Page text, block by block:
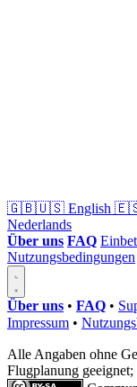
🇬🇧🇺🇸 English
Nederlands
Über uns FAQ
Nutzungsbedingungen
Über uns • FAQ •
Impressum •
Alle Angaben ohne
Flugplanung